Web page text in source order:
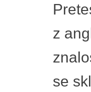
z
se